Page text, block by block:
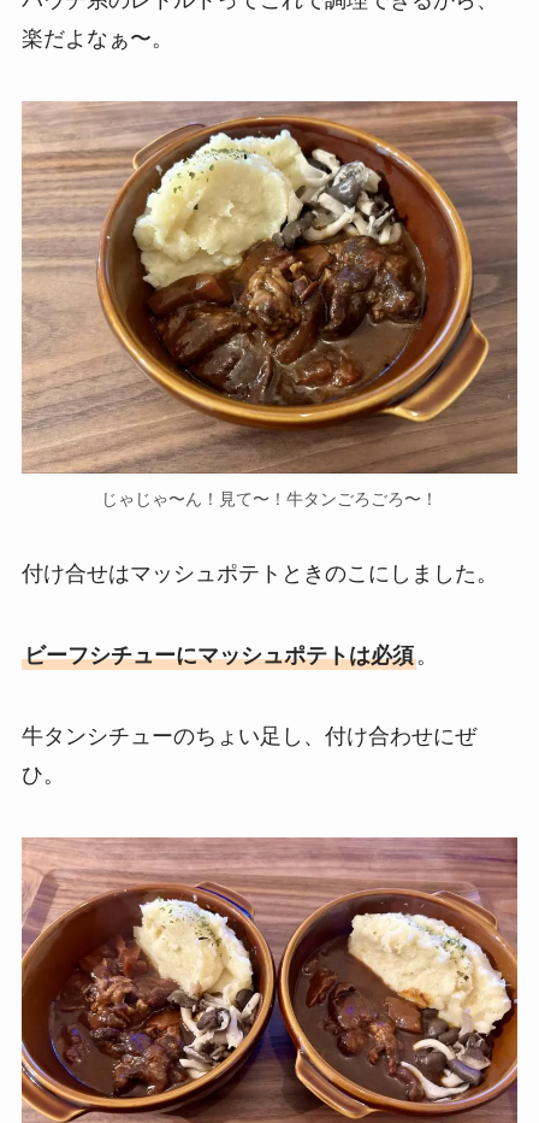
楽だよなぁ〜。
じゃじゃ〜ん！見て〜！牛タンごろごろ〜！
付け合せはマッシュポテトときのこにしました。
ビーフシチューにマッシュポテトは必須。
牛タンシチューのちょい足し、付け合わせにぜ
ひ。